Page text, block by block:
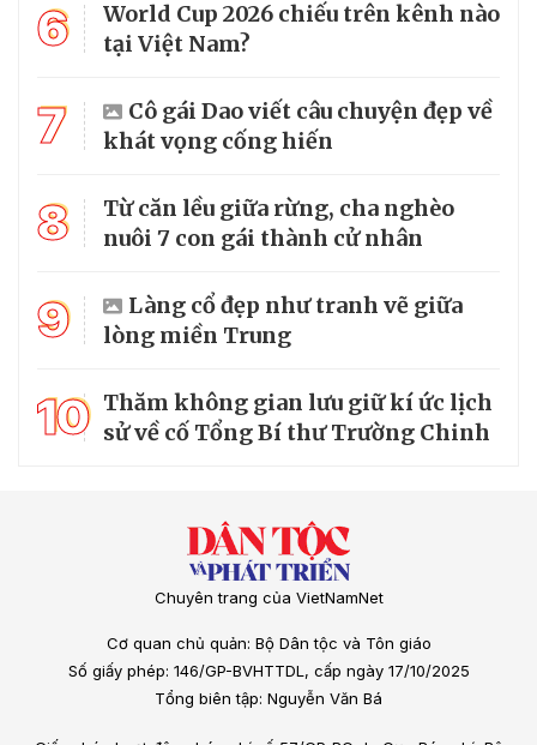
6
World Cup 2026 chiếu trên kênh nào
tại Việt Nam?
7
Cô gái Dao viết câu chuyện đẹp về
khát vọng cống hiến
8
Từ căn lều giữa rừng, cha nghèo
nuôi 7 con gái thành cử nhân
9
Làng cổ đẹp như tranh vẽ giữa
lòng miền Trung
10 Thăm không gian lưu giữ kí ức lịch
sử về cố Tổng Bí thư Trường Chinh
Chuyên trang của VietNamNet
Cơ quan chủ quản: Bộ Dân tộc và Tôn giáo
Số giấy phép: 146/GP-BVHTTDL, cấp ngày 17/10/2025
Tổng biên tập: Nguyễn Văn Bá